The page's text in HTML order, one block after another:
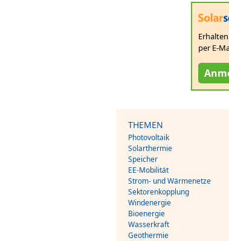
per E-
THEMEN
Photovoltaik
Solarthermie
Speicher
EE-Mobilität
Strom- und Wärmenetze
Sektorenkopplung
Windenergie
Bioenergie
Wasserkraft
Geothermie